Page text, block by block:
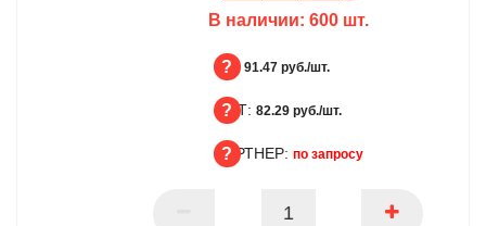
В наличии: 600 шт.
БЦ: 91.47 руб./шт.
ОПТ: 82.29 руб./шт.
ПАРТНЕР: по запросу